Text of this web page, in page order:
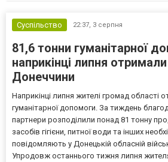
Суспільство 22:37, 3 серпня
81,6 тонни гуманітарної
наприкінці липня
Донеччини
Наприкінці липня жителі громад області
гуманітарної допомоги. За тиждень
партнери розподілили понад 81 тонну
засобів гігієни, питної води та інших
повідомляють у Донецькій обласній
Упродовж останнього тижня липня